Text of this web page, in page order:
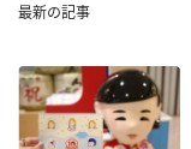
最新の記事